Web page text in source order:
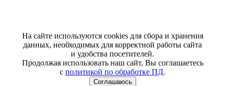
На сайте используются cookies для сбора и хранения
данных, необходимых для корректной работы сайта
и удобства посетителей.
Продолжая использовать наш сайт, Вы соглашаетесь
с политикой по обработке ПД.
Соглашаюсь